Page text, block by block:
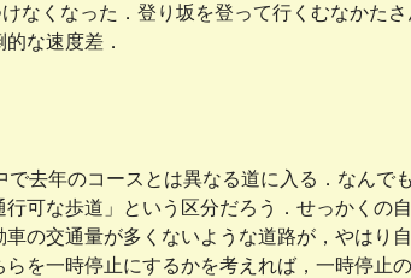
なくなった．登り坂を登って行くむなかた
な速度差．
去年のコースとは異なる道に入る．なん
可な歩道」という区分だろう．せっかく
の交通量が多くないような道路が，やはり
を一時停止にするかを考えれば，一時停止